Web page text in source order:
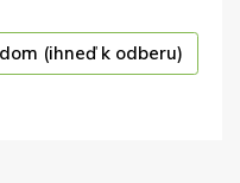
(ihneď k odberu)